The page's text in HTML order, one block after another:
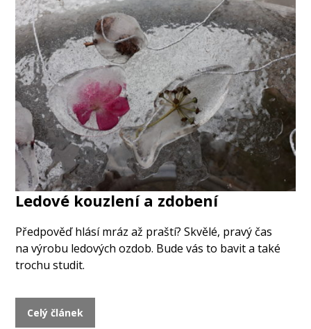
Ledové kouzlení a zdobení
Předpověď hlásí mráz až praští? Skvělé, pravý čas
na výrobu ledových ozdob. Bude vás to bavit a také
trochu studit.
Celý článek